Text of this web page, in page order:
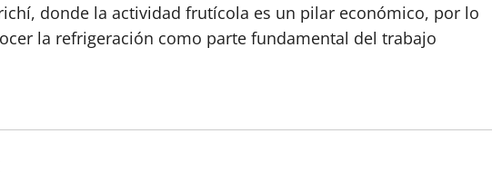
donde la actividad frutícola es un pilar económico, por lo
la refrigeración como parte fundamental del trabajo